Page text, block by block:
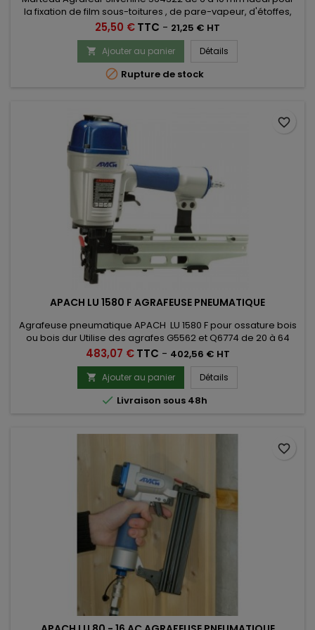
la fixation de film sous-toitures , de pare-vapeur, d'étoffes,
nylons, étiquettes, cartons, bâches.
Prix
25,50 €TTC - 21,25 € HT
 Ajouter au panier Détails
 Rupture de stock
APACH LU 1580 F AGRAFEUSE PNEUMATIQUE
Agrafeuse pneumatique APACH LU 1580 F pour ossature bois
ou bois dur Utilise des agrafes G5562 et Q6774 de 20 à 64
mm
Prix
483,07 € TTC - 402,56 € HT
 Ajouter au panier Détails
 Livraison sous 48h
favorite_border
favorite_border